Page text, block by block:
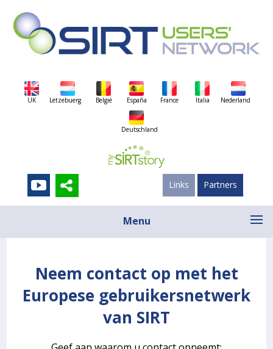
UK Lëtzebuerg België España France Italia Nederland
Deutschland
Partners
Links
Menu
Neem contact op met het
Europese gebruikersnetwerk
van SIRT